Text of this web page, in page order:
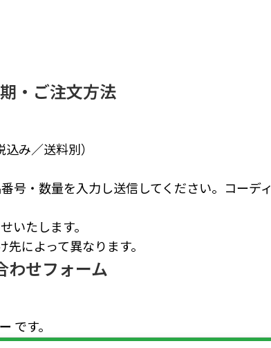
・ご注文方法
み／送料別）
号・数量を入力し送信してください。コーディ
いたします。
によって異なります。
わせフォーム
です。